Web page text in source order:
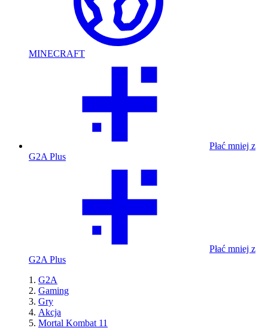
MINECRAFT
Płać mniej z
G2A Plus
Płać mniej z
G2A Plus
G2A
Gaming
Gry
Akcja
Mortal Kombat 11